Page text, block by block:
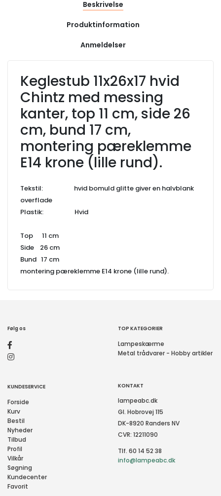
Beskrivelse
Produktinformation
Anmeldelser
Keglestub 11x26x17 hvid
Chintz med messing
kanter, top 11 cm, side 26
cm, bund 17 cm,
montering pæreklemme
E14 krone (lille rund).
Tekstil: hvid bomuld glitte giver en halvblank
overflade
Plastik: Hvid
Top 11 cm
Side 26 cm
Bund 17 cm
montering pæreklemme E14 krone (lille rund).
Følg os TOP KATEGORIER
Lampeskærme
Metal trådvarer - Hobby artikler
KUNDESERVICE
Forside
Kurv
Bestil
Nyheder
Tilbud
Profil
Vilkår
Søgning
Kundecenter
Favorit
KONTAKT
lampeabc.dk
Gl. Hobrovej 115
DK-8920 Randers NV
CVR: 12211090
Tlf. 60 14 52 38
info@lampeabc.dk